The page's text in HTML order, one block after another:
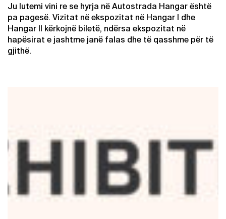
Ju lutemi vini re se hyrja në Autostrada Hangar është
pa pagesë. Vizitat në ekspozitat në Hangar I dhe
Hangar II kërkojnë biletë, ndërsa ekspozitat në
hapësirat e jashtme janë falas dhe të qasshme për të
gjithë.